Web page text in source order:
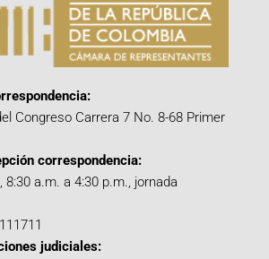
Congreso Carrera 7 No. 8-68 Primer
correspondencia:
8:30 a.m. a 4:30 p.m., jornada
111711
judiciales: